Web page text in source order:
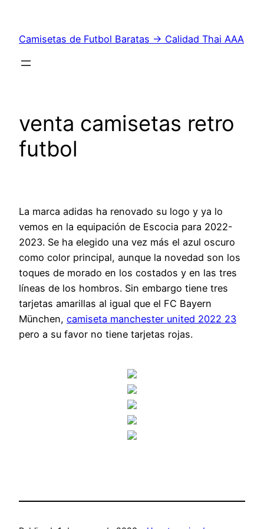
contenido
Camisetas de Futbol Baratas → Calidad Thai AAA
venta camisetas retro
futbol
La marca adidas ha renovado su logo y ya lo
vemos en la equipación de Escocia para 2022-
2023. Se ha elegido una vez más el azul oscuro
como color principal, aunque la novedad son los
toques de morado en los costados y en las tres
líneas de los hombros. Sin embargo tiene tres
tarjetas amarillas al igual que el FC Bayern
München, camiseta manchester united 2022 23
pero a su favor no tiene tarjetas rojas.